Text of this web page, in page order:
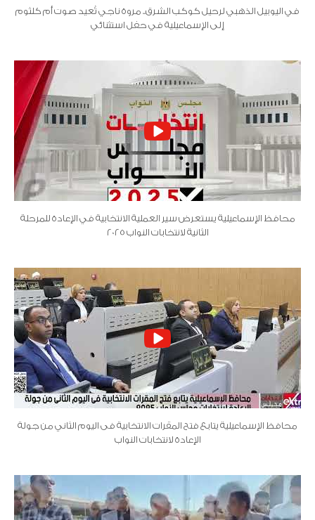
في اليوبيل الذهبي لرحيل كوكب الشرق.. مروة ناجي تُعيد صوت أم كلثوم
إلى الإسماعيلية في حفل استثنائي
محافظ الإسماعيلية يستعرض سير العملية الانتخابية في الإعادة للمرحلة
الثانية لانتخابات النواب 2025
محافظ الإسماعيلية يتابع فتح المقرات الانتخابية فى اليوم الثاني من جولة
الإعادة لانتخابات النواب